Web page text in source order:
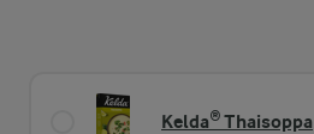
Kelda® Thaisoppa